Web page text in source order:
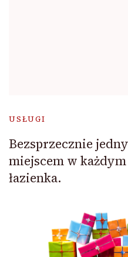
USŁUGI
Bezsprzecznie
miejscem w
łazienka.